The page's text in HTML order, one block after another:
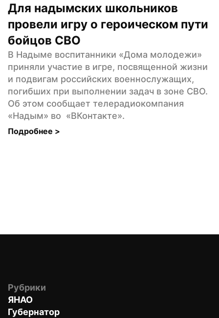
Для надымских школьников
провели игру о героическом пути
бойцов СВО
В Надыме воспитанники «Дома молодежи»
приняли участие в игре, посвященной жизни
и подвигам российских военнослужащих,
погибших при выполнении задач в зоне СВО.
Об этом сообщает телерадиокомпания
«Надым» во  «ВКонтакте».
Подробнее >
Рубрики
ЯНАО
Губернатор